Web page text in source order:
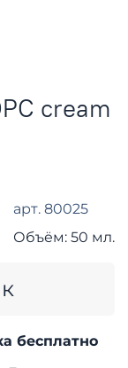
арт. 80025
Объём: 50 мл.
cream
бесплатно